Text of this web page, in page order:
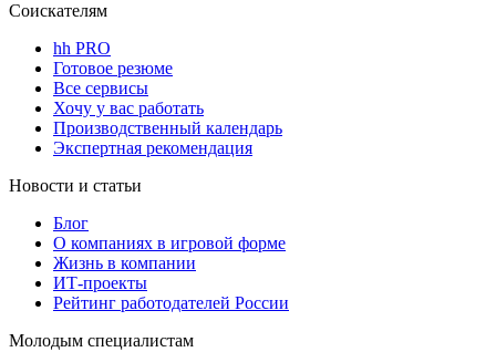
Соискателям
hh PRO
Готовое резюме
Все сервисы
Хочу у вас работать
Производственный календарь
Экспертная рекомендация
Новости и статьи
Блог
О компаниях в игровой форме
Жизнь в компании
ИТ-проекты
Рейтинг работодателей России
Молодым специалистам